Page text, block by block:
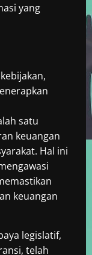
yang
satu
keuangan
Hal ini
keuangan
legislatif,
telah